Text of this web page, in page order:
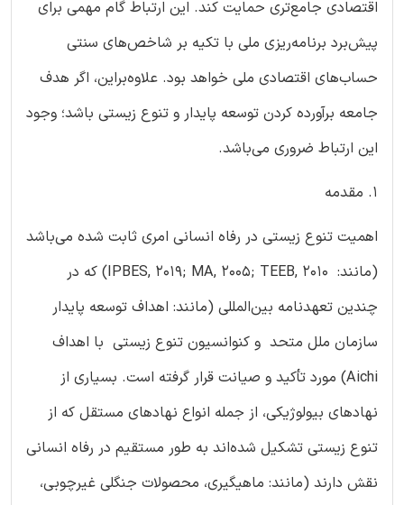
اقتصادی جامع‌تری حمایت کند. این ارتباط گام مهمی برای
پیش‌برد برنامه‌ریزی ملی با تکیه بر شاخص‌های سنتی
حساب‌های اقتصادی ملی خواهد بود. علاوه‌براین، اگر هدف
جامعه برآورده کردن توسعه پایدار و تنوع زیستی باشد؛ وجود
این ارتباط ضروری می‌باشد.
1. مقدمه
اهمیت تنوع زیستی در رفاه انسانی امری ثابت شده می‌باشد
(مانند: IPBES, 2019; MA, 2005; TEEB, 2010) که در
چندین تعهدنامه بین‌المللی (مانند: اهداف توسعه پایدار
سازمان ملل متحد و کنوانسیون تنوع زیستی با اهداف
Aichi) مورد تأکید و صیانت قرار گرفته است. بسیاری از
نهادهای بیولوژیکی، از جمله انواع نهادهای مستقل که از
تنوع زیستی تشکیل شده‌اند به طور مستقیم در رفاه انسانی
نقش دارند (مانند: ماهیگیری، محصولات جنگلی غیرچوبی،